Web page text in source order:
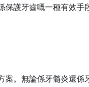
護牙齒嘅一種有效手
案。無論係牙髓炎還係